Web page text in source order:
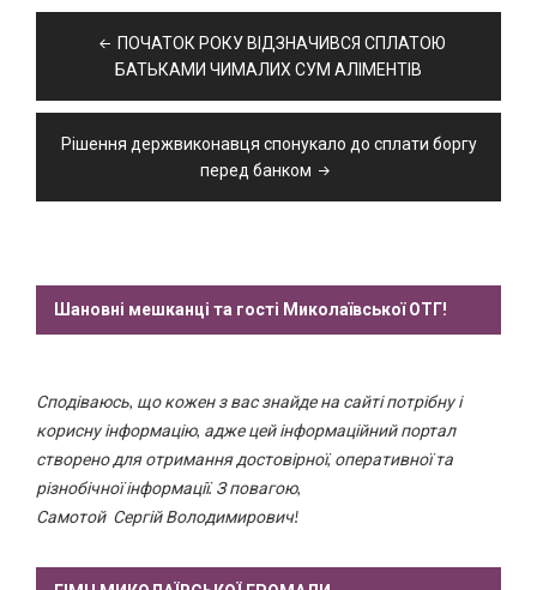
записівПОЧАТОК РОКУ ВІДЗНАЧИВСЯ СПЛАТОЮ
БАТЬКАМИ ЧИМАЛИХ СУМ АЛІМЕНТІВ
Рішення держвиконавця спонукало до сплати боргу
перед банком
Шановні мешканці та гості Миколаївської ОТГ!
Сподіваюсь, що кожен з вас знайде на сайті потрібну і
корисну інформацію, адже цей інформаційний портал
створено для отримання достовірної, оперативної та
різнобічної інформації. З повагою,
Самотой Сергій Володимирович!